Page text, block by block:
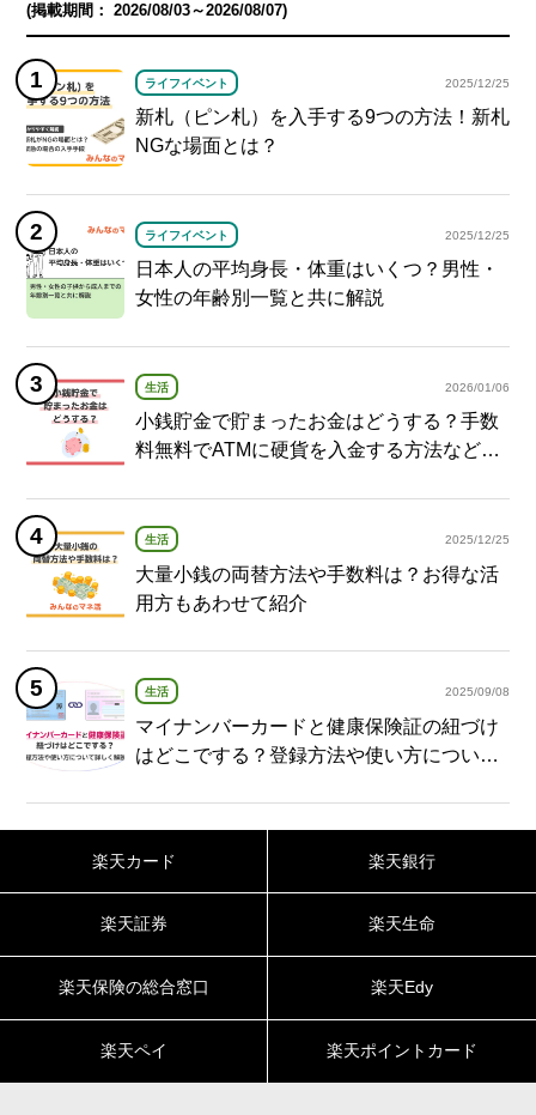
(掲載期間： 2026/08/03～2026/08/07)
ライフイベント 2025/12/25
新札（ピン札）を入手する9つの方法！新札
NGな場面とは？
ライフイベント 2025/12/25
日本人の平均身長・体重はいくつ？男性・
女性の年齢別一覧と共に解説
生活 2026/01/06
小銭貯金で貯まったお金はどうする？手数
料無料でATMに硬貨を入金する方法など紹
生活 2025/12/25
大量小銭の両替方法や手数料は？お得な活
用方もあわせて紹介
生活 2025/09/08
マイナンバーカードと健康保険証の紐づけ
はどこでする？登録方法や使い方について
楽天カード 楽天銀行
楽天証券 楽天生命
楽天保険の総合窓口 楽天Edy
楽天ペイ 楽天ポイントカード